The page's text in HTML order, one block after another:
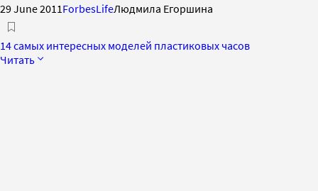
29 June 2011 ForbesLifeЛюдмила Егоршина
14 самых интересных моделей пластиковых часов
Читать